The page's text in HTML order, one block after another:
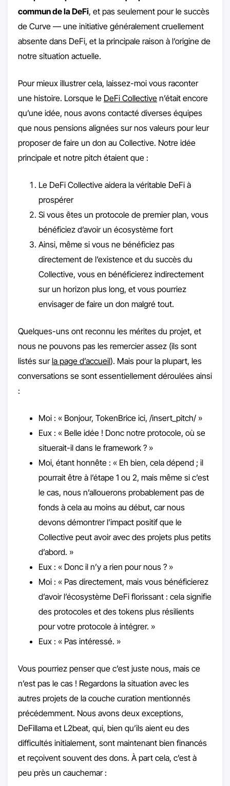
commun de la DeFi, et pas seulement pour le succès
de Curve — une initiative généralement cruellement
absente dans DeFi, et la principale raison à l’origine de
notre situation actuelle.
Pour mieux illustrer cela, laissez-moi vous raconter
une histoire. Lorsque le DeFi Collective n’était encore
qu’une idée, nous avons contacté diverses équipes
que nous pensions alignées sur nos valeurs pour leur
proposer de faire un don au Collective. Notre idée
principale et notre pitch étaient que :
Le DeFi Collective aidera la véritable DeFi à
prospérer
Si vous êtes un protocole de premier plan, vous
bénéficiez d’avoir un écosystème fort
Ainsi, même si vous ne bénéficiez pas
directement de l’existence et du succès du
Collective, vous en bénéficierez indirectement
sur un horizon plus long, et vous pourriez
envisager de faire un don malgré tout.
Quelques-uns ont reconnu les mérites du projet, et
nous ne pouvons pas les remercier assez (ils sont
listés surla page d’accueil). Mais pour la plupart, les
conversations se sont essentiellement déroulées ainsi
:
Moi : « Bonjour, TokenBrice ici, /insert_pitch/ »
Eux : « Belle idée ! Donc notre protocole, où se
situerait-il dans le framework ? »
Moi, étant honnête : « Eh bien, cela dépend ; il
pourrait être à l’étape 1 ou 2, mais même si c’est
le cas, nous n’allouerons probablement pas de
fonds à cela au moins au début, car nous
devons démontrer l’impact positif que le
Collective peut avoir avec des projets plus petits
d’abord. »
Eux : « Donc il n’y a rien pour nous ? »
Moi : « Pas directement, mais vous bénéficierez
d’avoir l’écosystème DeFi florissant : cela signifie
des protocoles et des tokens plus résilients
pour votre protocole à intégrer. »
Eux : « Pas intéressé. »
Vous pourriez penser que c’est juste nous, mais ce
n’est pas le cas ! Regardons la situation avec les
autres projets de la couche curation mentionnés
précédemment. Nous avons deux exceptions,
DeFillama et L2beat, qui, bien qu’ils aient eu des
difficultés initialement, sont maintenant bien financés
et reçoivent souvent des dons. À part cela, c’est à
peu près un cauchemar :